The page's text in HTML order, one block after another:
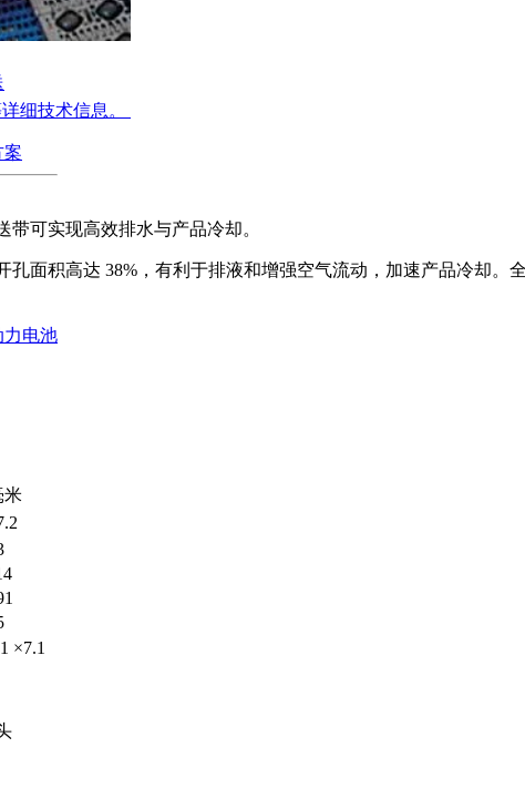
细技术信息。
案
力电池
带可实现高效排水与产品冷却。
孔面积高达 38%，有利于排液和增强空气流动，加速产品冷却
米
×7.1